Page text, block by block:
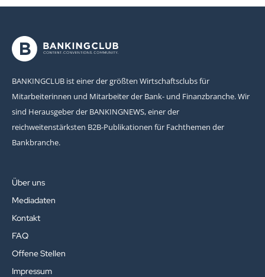
BANKINGCLUB ist einer der größten Wirtschaftsclubs für
Mitarbeiterinnen und Mitarbeiter der Bank- und Finanzbranche. Wir
sind Herausgeber der BANKINGNEWS, einer der
reichweitenstärksten B2B-Publikationen für Fachthemen der
Bankbranche.
Über uns
Mediadaten
Kontakt
FAQ
Offene Stellen
Impressum